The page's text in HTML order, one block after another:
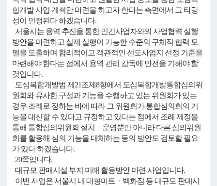
합개발 사업 계획안 마련을 하고자 한다는 측면에서 그 타당
성이 인정된다 하겠습니다.
서울시는 용역 추진을 통한 민간사업자와의 사업협력 실행
방안을 마련하고 실제 실행이 가능한 수준의 구체적 협력 모
델을 도출하며 합리적이고 객관적인 선도사업지 선정 기준을
마련해야 한다는 점에서 용역 관리 감독에 만전을 기해야 할
것입니다.
도심복합개발법 제21조제8항에서 도심복합개발통합심의위
원회와 유사한 구성과 기능을 수행하고 있는 위원회가 있는
경우 조례로 정하는 바에 따라 그 위원회가 통합심의회의 기
능을 대신할 수 있다고 규정하고 있다는 점에서 조례 제정을
통해 통합심의위원회 설치ㆍ운영뿐만 아니라 다른 심의위원
회를 활용해 심의 기능을 대체하는 등의 방안도 검토할 필요
가 있다 하겠습니다.
20쪽입니다.
대규모 판매시설 부지 미래 활용방안 마련 사업입니다.
이번 사업은 서울시 내 대형마트ㆍ백화점 등 대규모 판매시